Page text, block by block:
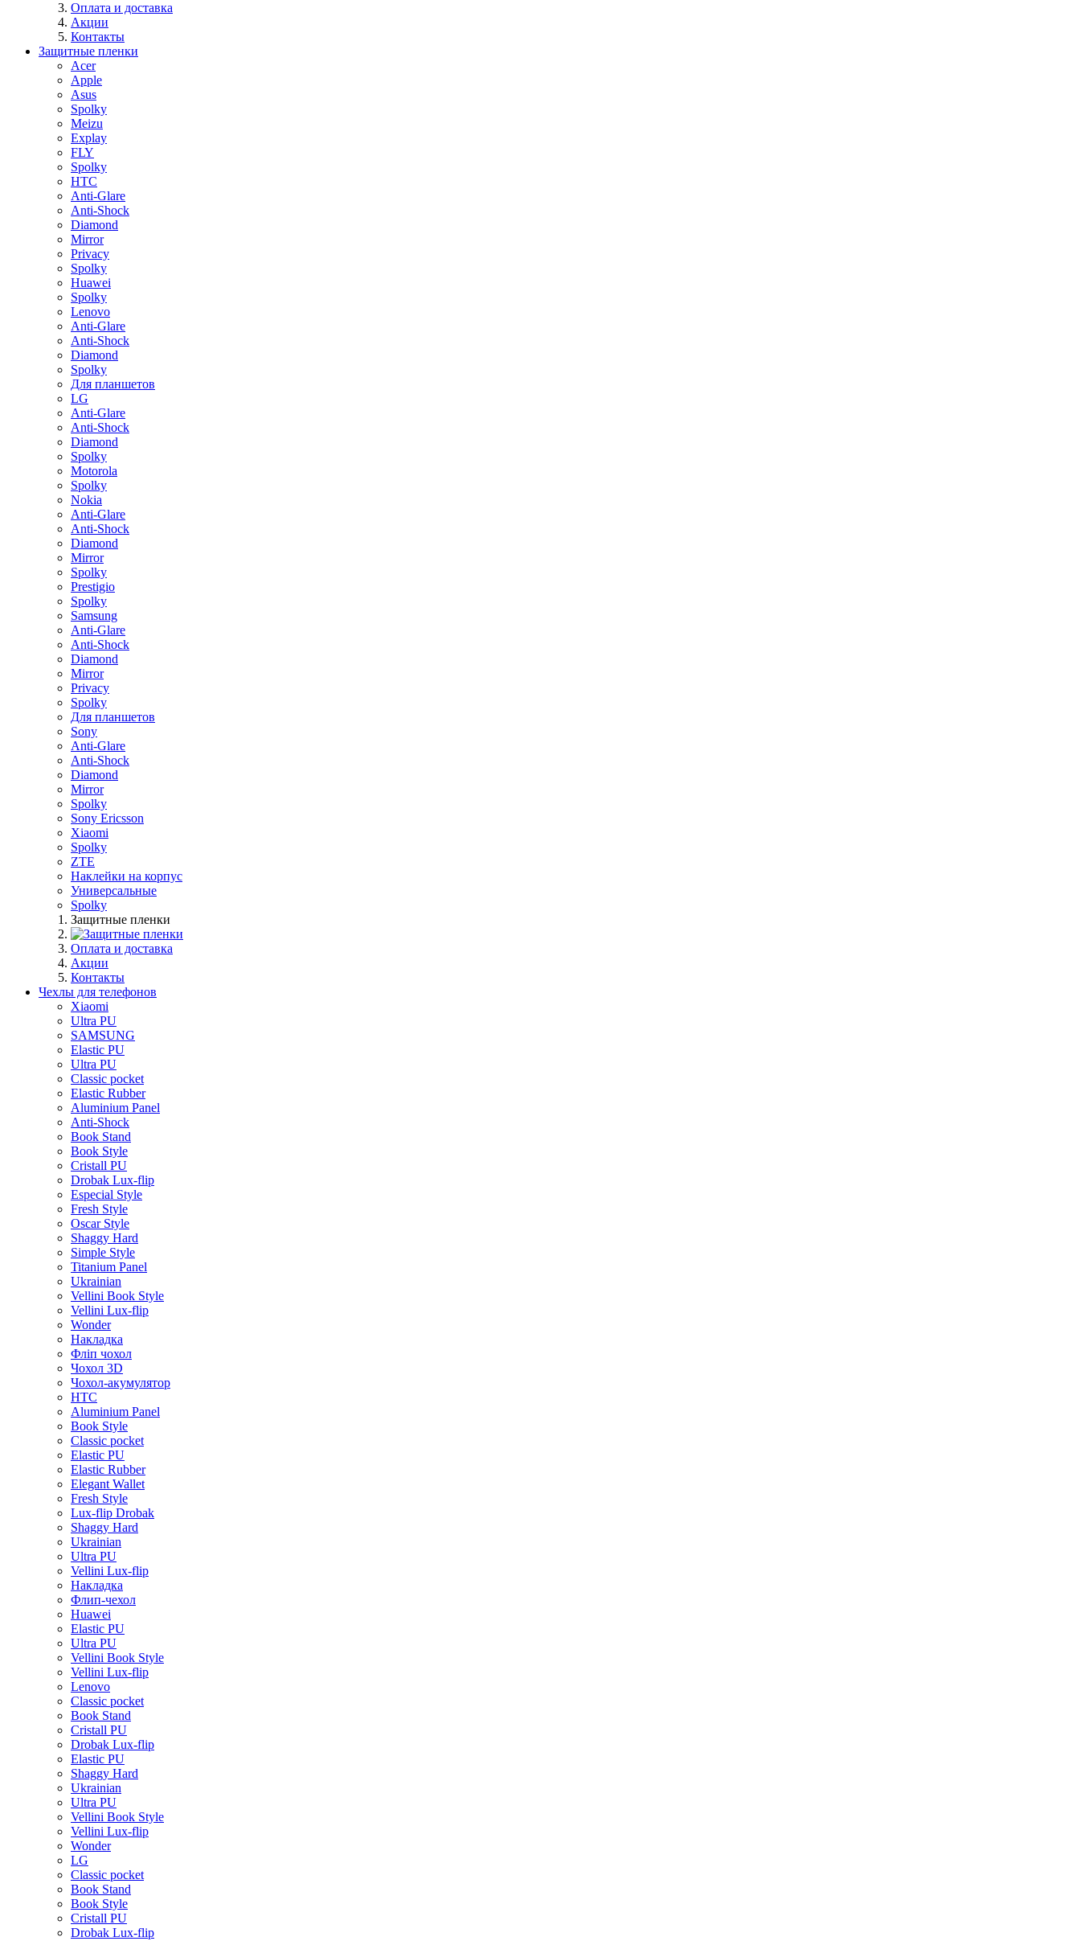
Оплата и доставка
Акции
Контакты
Защитные пленки
Acer
Apple
Asus
Spolky
Meizu
Explay
FLY
Spolky
HTC
Anti-Glare
Anti-Shock
Diamond
Mirror
Privacy
Spolky
Huawei
Spolky
Lenovo
Anti-Glare
Anti-Shock
Diamond
Spolky
Для планшетов
LG
Anti-Glare
Anti-Shock
Diamond
Spolky
Motorola
Spolky
Nokia
Anti-Glare
Anti-Shock
Diamond
Mirror
Spolky
Prestigio
Spolky
Samsung
Anti-Glare
Anti-Shock
Diamond
Mirror
Privacy
Spolky
Для планшетов
Sony
Anti-Glare
Anti-Shock
Diamond
Mirror
Spolky
Sony Ericsson
Xiaomi
Spolky
ZTE
Наклейки на корпус
Универсальные
Spolky
Защитные пленки
Оплата и доставка
Акции
Контакты
Чехлы для телефонов
Xiaomi
Ultra PU
SAMSUNG
Elastic PU
Ultra PU
Classic pocket
Elastic Rubber
Aluminium Panel
Anti-Shock
Book Stand
Book Style
Cristall PU
Drobak Lux-flip
Especial Style
Fresh Style
Oscar Style
Shaggy Hard
Simple Style
Titanium Panel
Ukrainian
Vellini Book Style
Vellini Lux-flip
Wonder
Накладка
Фліп чохол
Чохол 3D
Чохол-акумулятор
HTC
Aluminium Panel
Book Style
Classic pocket
Elastic PU
Elastic Rubber
Elegant Wallet
Fresh Style
Lux-flip Drobak
Shaggy Hard
Ukrainian
Ultra PU
Vellini Lux-flip
Накладка
Флип-чехол
Huawei
Elastic PU
Ultra PU
Vellini Book Style
Vellini Lux-flip
Lenovo
Classic pocket
Book Stand
Cristall PU
Drobak Lux-flip
Elastic PU
Shaggy Hard
Ukrainian
Ultra PU
Vellini Book Style
Vellini Lux-flip
Wonder
LG
Classic pocket
Book Stand
Book Style
Cristall PU
Drobak Lux-flip